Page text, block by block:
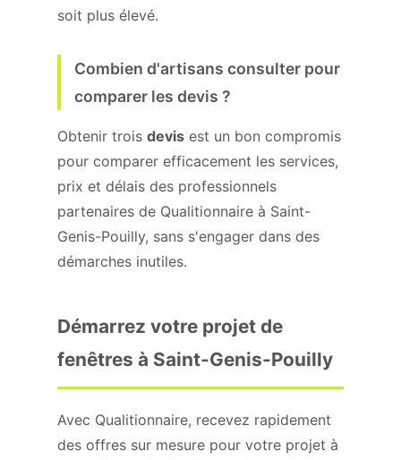
soit plus élevé.
Combien d'artisans consulter pour
comparer les devis ?
Obtenir trois devis est un bon compromis
pour comparer efficacement les services,
prix et délais des professionnels
partenaires de Qualitionnaire à Saint-
Genis-Pouilly, sans s'engager dans des
démarches inutiles.
Démarrez votre projet de
fenêtres à Saint-Genis-Pouilly
Avec Qualitionnaire, recevez rapidement
des offres sur mesure pour votre projet à